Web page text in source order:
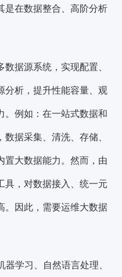
是在数据整合、高阶分析
数据源系统，实现配置、
分析，提升性能容量、观
。例如：在一站式数据和
据采集、清洗、存储、
置大数据能力。然而，由
具，对数据接入、统一元
。因此，需要运维大数据
学习、自然语言处理、